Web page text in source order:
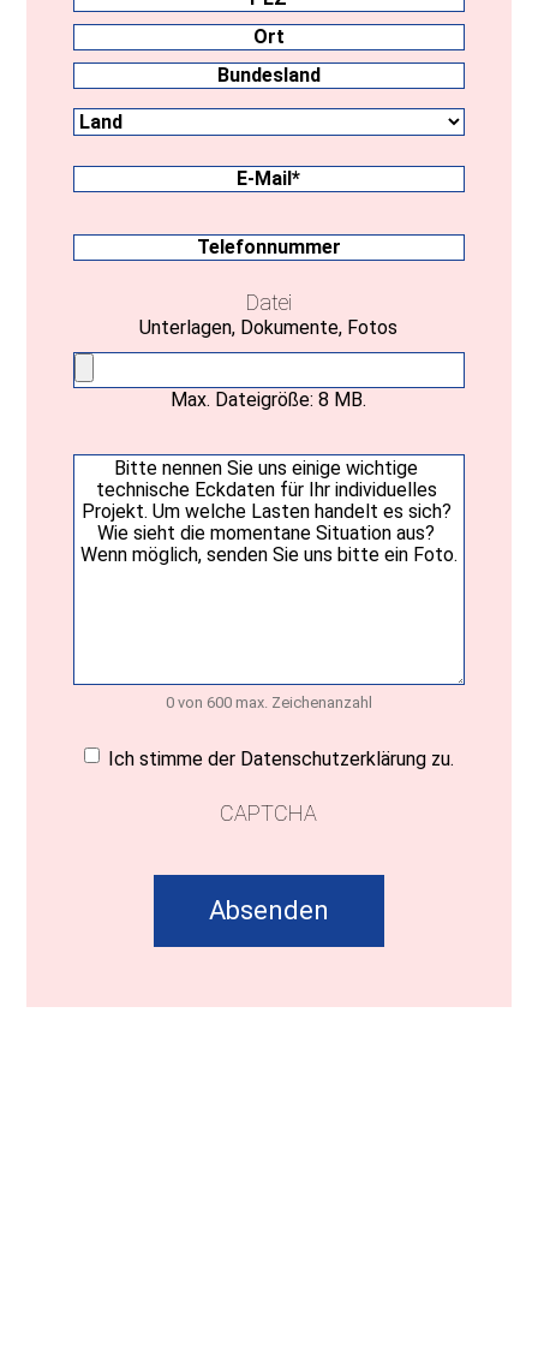
PLZ
Ort
E-
Mail(erforderlich)
Telefonnummer
Datei
Unterlagen, Dokumente, Fotos
Max. Dateigröße: 8 MB.
Ihre
Nachricht(erforderlich)
0 von 600 max. Zeichenanzahl
Einwilligung(erforderlich)
Ich stimme der Datenschutzerklärung zu.
CAPTCHA